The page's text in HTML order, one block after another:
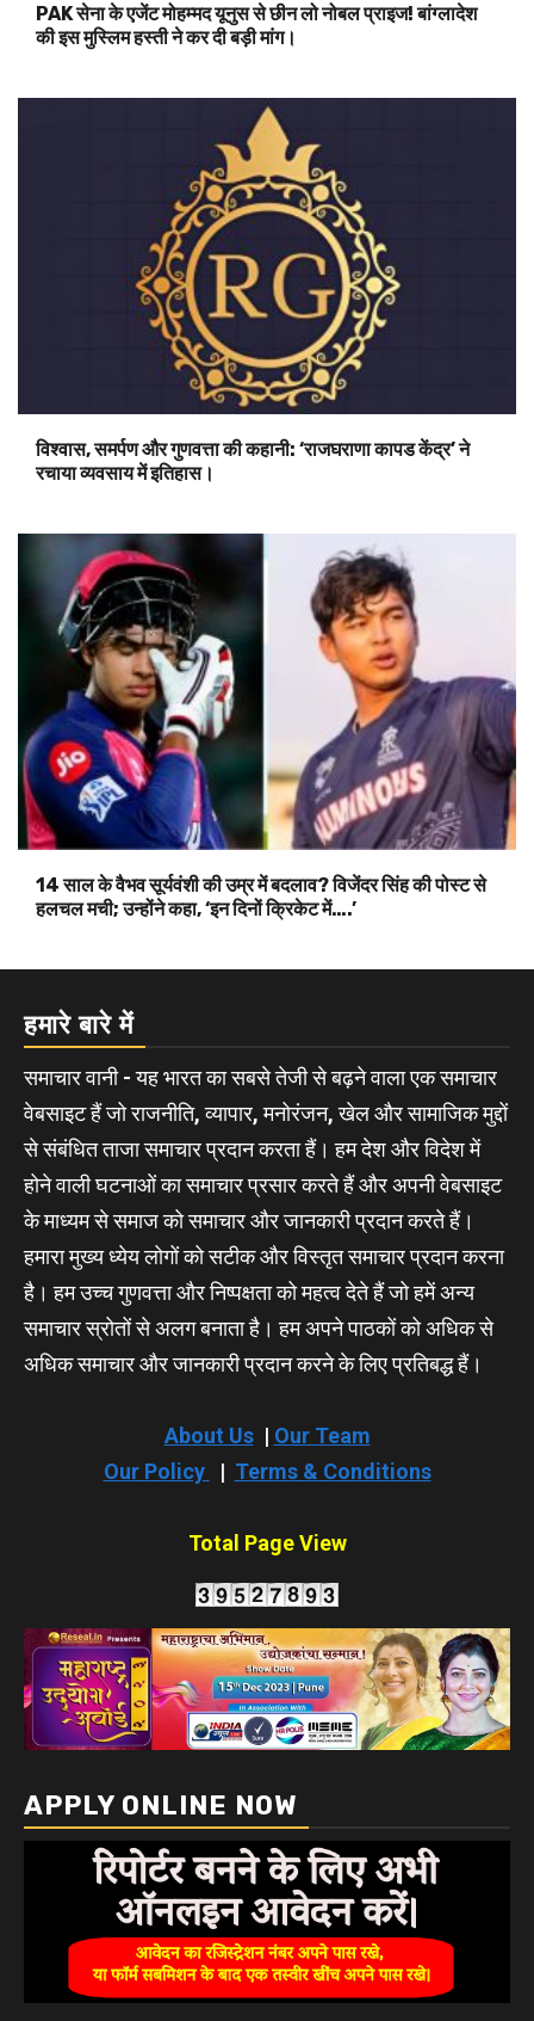
PAK सेना के एजेंट मोहम्मद यूनुस से छीन लो नोबल प्राइज! बांग्लादेश
की इस मुस्लिम हस्ती ने कर दी बड़ी मांग।
विश्वास, समर्पण और गुणवत्ता की कहानी: ‘राजघराणा कापड केंद्र’ ने
रचाया व्यवसाय में इतिहास।
14 साल के वैभव सूर्यवंशी की उम्र में बदलाव? विजेंदर सिंह की पोस्ट से
हलचल मची; उन्होंने कहा, ‘इन दिनों क्रिकेट में….’
हमारे बारे में
समाचार वानी - यह भारत का सबसे तेजी से बढ़ने वाला एक समाचार
वेबसाइट हैं जो राजनीति, व्यापार, मनोरंजन, खेल और सामाजिक मुद्दों
से संबंधित ताजा समाचार प्रदान करता हैं। हम देश और विदेश में
होने वाली घटनाओं का समाचार प्रसार करते हैं और अपनी वेबसाइट
के माध्यम से समाज को समाचार और जानकारी प्रदान करते हैं।
हमारा मुख्य ध्येय लोगों को सटीक और विस्तृत समाचार प्रदान करना
है। हम उच्च गुणवत्ता और निष्पक्षता को महत्व देते हैं जो हमें अन्य
समाचार स्रोतों से अलग बनाता है। हम अपने पाठकों को अधिक से
अधिक समाचार और जानकारी प्रदान करने के लिए प्रतिबद्ध हैं।
About Us| Our Team
Our Policy
| Terms & Conditions
Total Page View
APPLY ONLINE NOW